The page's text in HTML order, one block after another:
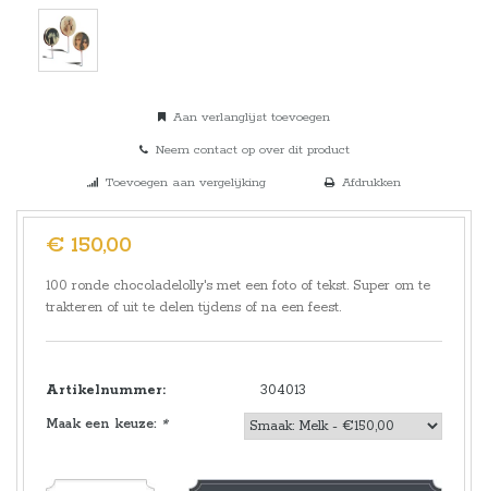
Aan verlanglijst toevoegen
Neem contact op over dit product
Toevoegen aan vergelijking
Afdrukken
€ 150,00
100 ronde chocoladelolly's met een foto of tekst. Super om te
trakteren of uit te delen tijdens of na een feest.
Artikelnummer: 304013
Maak een keuze: *